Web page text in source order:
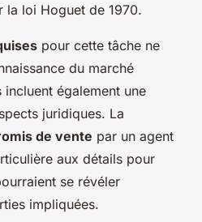
la loi Hoguet de 1970.
pour cette tâche ne
du marché
également une
juridiques. La
de vente par un agent
aux détails pour
se révéler
impliquées.